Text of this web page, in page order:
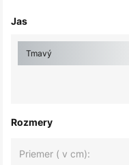
Jas
Tmavý
Rozmery
Priemer ( v cm):